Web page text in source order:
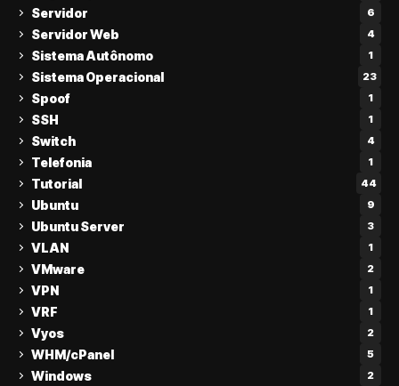
Servidor 6
Servidor Web 4
Sistema Autônomo 1
Sistema Operacional 23
Spoof 1
SSH 1
Switch 4
Telefonia 1
Tutorial 44
Ubuntu 9
Ubuntu Server 3
VLAN 1
VMware 2
VPN 1
VRF 1
Vyos 2
WHM/cPanel 5
Windows 2